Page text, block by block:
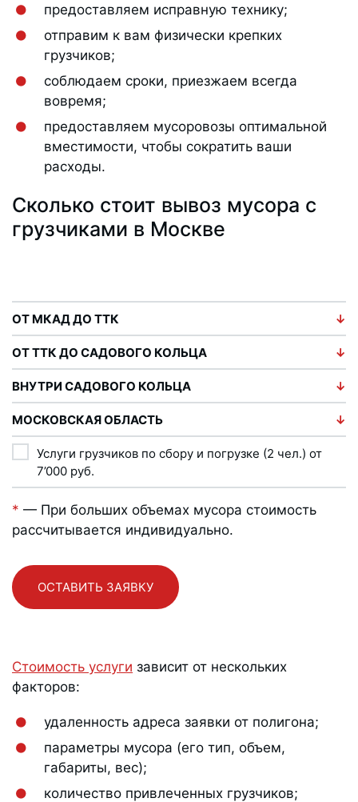
предоставляем исправную технику;
отправим к вам физически крепких
грузчиков;
соблюдаем сроки, приезжаем всегда
вовремя;
предоставляем мусоровозы оптимальной
вместимости, чтобы сократить ваши
расходы.
Сколько стоит вывоз мусора с
грузчиками в Москве
ОТ МКАД ДО ТТК
ОТ ТТК ДО САДОВОГО КОЛЬЦА
ВНУТРИ САДОВОГО КОЛЬЦА
МОСКОВСКАЯ ОБЛАСТЬ
Услуги грузчиков по сбору и погрузке (2 чел.) от
7’000 руб.
* — При больших объемах мусора стоимость
рассчитывается индивидуально.
ОСТАВИТЬ ЗАЯВКУ
Стоимость услуги зависит от нескольких
факторов:
удаленность адреса заявки от полигона;
параметры мусора (его тип, объем,
габариты, вес);
количество привлеченных грузчиков;